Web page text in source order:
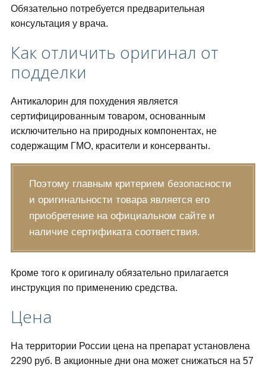
Обязательно потребуется предварительная
консультация у врача.
Как отличить оригинал от
подделки
Антикалорин для похудения является
сертифицированным товаром, основанным
исключительно на природных компонентах, не
содержащим ГМО, красители и консерванты.
Поэтому главным критерием безопасности
и оригинальности товара является его
приобретение на официальном сайте и
наличие сертификата соответствия.
Кроме того к оригиналу обязательно прилагается
инструкция по применению средства.
Цена
На территории России цена на препарат установлена
2290 руб. В акционные дни она может снижаться на 57